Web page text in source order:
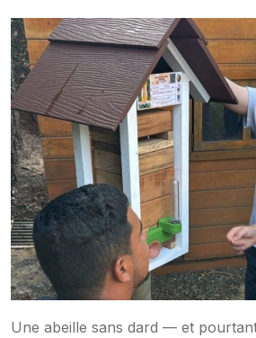
Une abeille sans dard — et